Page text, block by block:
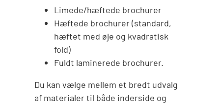
Limede/hæftede brochurer
Hæftede brochurer (standard,
hæftet med øje og kvadratisk
fold)
Fuldt laminerede brochurer.
Du kan vælge mellem et bredt udvalg
af materialer til både inderside og